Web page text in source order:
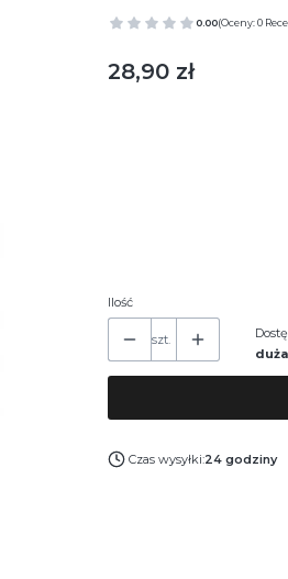
0.00(Oceny: 0
Cena
28,90 zł
Ilość
szt.
Czas wysyłki:24 godziny